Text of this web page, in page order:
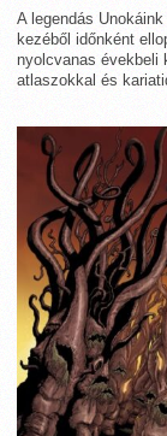
A legendás
kezéből időnként
nyolcvanas évekbeli
atlaszokkal és